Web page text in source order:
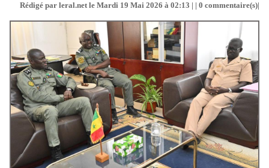
Rédigé par leral.net le Mardi 19 Mai 2026 à 02:13 | | 0 commentaire(s)|